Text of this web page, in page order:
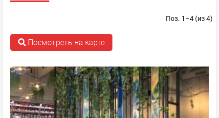
Поз. 1–4 (из 4)
Посмотреть на карте